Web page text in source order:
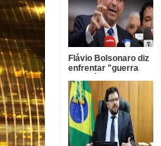
Flávio Bolsonaro diz
enfrentar "guerra
campanha